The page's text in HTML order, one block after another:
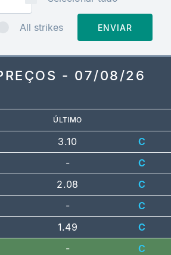
All strikes ENVIAR
- 07/08/26
ÚLTIMO
3.10
C
-
C
2.08
C
-
C
1.49
C
-
C